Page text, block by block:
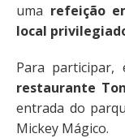
uma refeição
local
Para participar,
restaurante
entrada do
Mickey Mágico.